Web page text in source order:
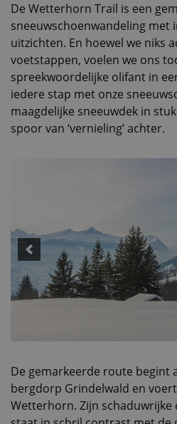
De Wetterhorn Trail is een
sneeuwschoenwandeling met
uitzichten. En hoewel we niks
voetstappen, voelen we ons
spreekwoordelijke olifant in
iedere stap met onze
maagdelijke sneeuwdek in
spoor van ‘vernieling’ achter.
De gemarkeerde route begint
bergdorp Grindelwald en
Wetterhorn. Zijn